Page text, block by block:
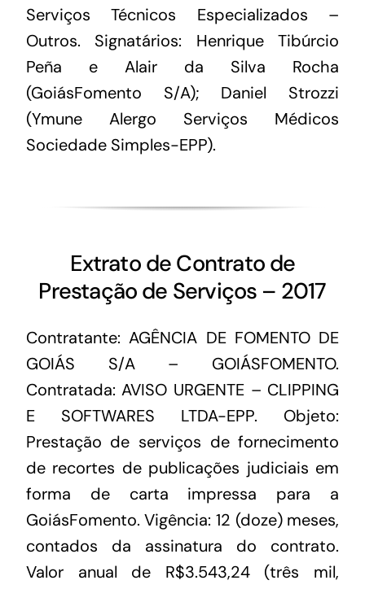
Serviços Técnicos Especializados –
Outros. Signatários: Henrique Tibúrcio
Peña e Alair da Silva Rocha
(GoiásFomento S/A); Daniel Strozzi
(Ymune Alergo Serviços Médicos
Sociedade Simples-EPP).
Extrato de Contrato de
Prestação de Serviços – 2017
Contratante: AGÊNCIA DE FOMENTO DE
GOIÁS S/A – GOIÁSFOMENTO.
Contratada: AVISO URGENTE – CLIPPING
E SOFTWARES LTDA-EPP. Objeto:
Prestação de serviços de fornecimento
de recortes de publicações judiciais em
forma de carta impressa para a
GoiásFomento. Vigência: 12 (doze) meses,
contados da assinatura do contrato.
Valor anual de R$3.543,24 (três mil,